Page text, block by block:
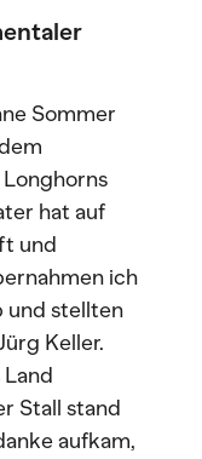
Sommer
hat auf
und
ich
und stellten
Keller.
Stall stand
aufkam,